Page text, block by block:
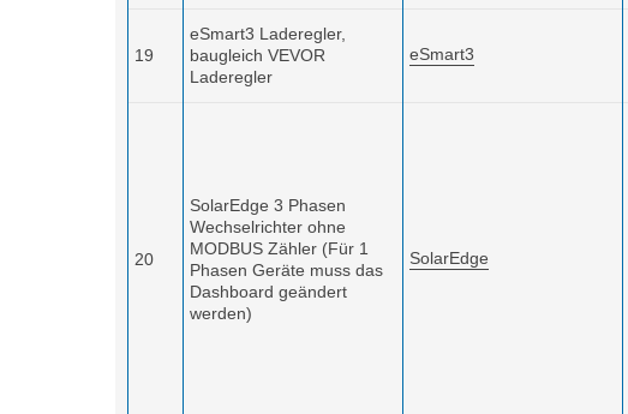
19
eSmart3 Laderegler,
baugleich VEVOR
Laderegler
eSmart3
20
SolarEdge 3 Phasen
Wechselrichter ohne
MODBUS Zähler (Für 1
Phasen Geräte muss das
Dashboard geändert
werden)
SolarEdge